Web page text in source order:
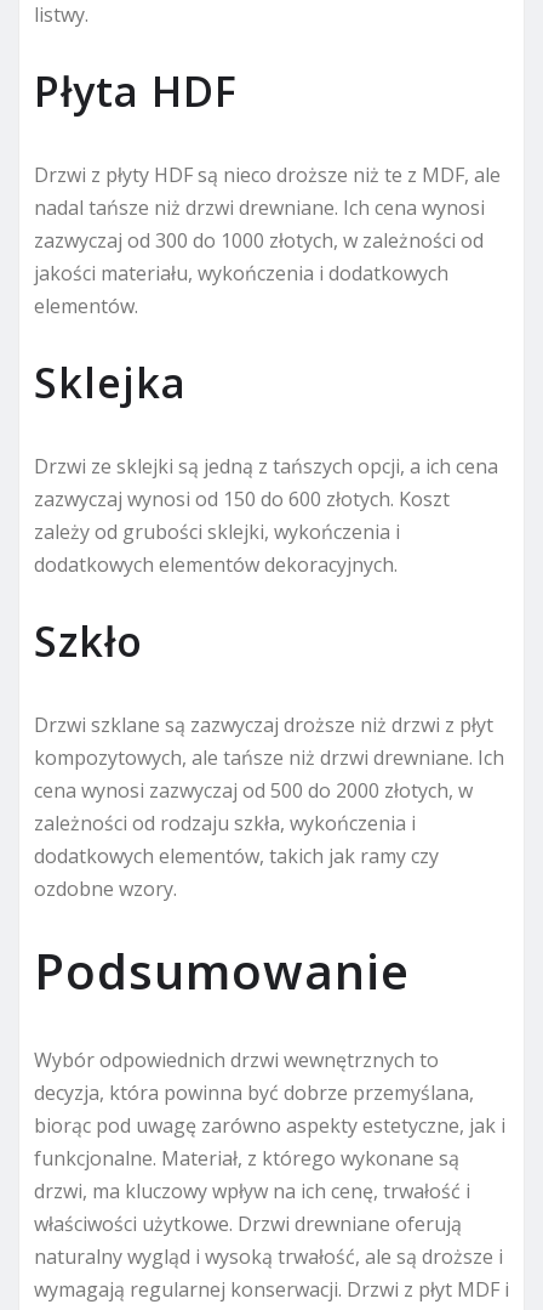
listwy.
Płyta HDF
Drzwi z płyty HDF są nieco droższe niż te z MDF, ale
nadal tańsze niż drzwi drewniane. Ich cena wynosi
zazwyczaj od 300 do 1000 złotych, w zależności od
jakości materiału, wykończenia i dodatkowych
elementów.
Sklejka
Drzwi ze sklejki są jedną z tańszych opcji, a ich cena
zazwyczaj wynosi od 150 do 600 złotych. Koszt
zależy od grubości sklejki, wykończenia i
dodatkowych elementów dekoracyjnych.
Szkło
Drzwi szklane są zazwyczaj droższe niż drzwi z płyt
kompozytowych, ale tańsze niż drzwi drewniane. Ich
cena wynosi zazwyczaj od 500 do 2000 złotych, w
zależności od rodzaju szkła, wykończenia i
dodatkowych elementów, takich jak ramy czy
ozdobne wzory.
Podsumowanie
Wybór odpowiednich drzwi wewnętrznych to
decyzja, która powinna być dobrze przemyślana,
biorąc pod uwagę zarówno aspekty estetyczne, jak i
funkcjonalne. Materiał, z którego wykonane są
drzwi, ma kluczowy wpływ na ich cenę, trwałość i
właściwości użytkowe. Drzwi drewniane oferują
naturalny wygląd i wysoką trwałość, ale są droższe i
wymagają regularnej konserwacji. Drzwi z płyt MDF i